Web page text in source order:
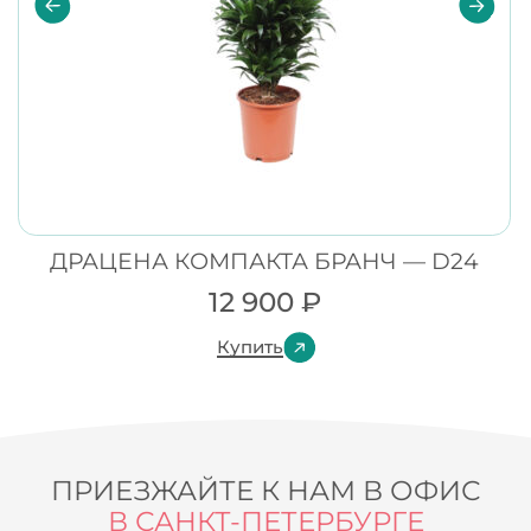
ДРАЦЕНА КОМПАКТА БРАНЧ — D24
12 900 ₽
Купить
ПРИЕЗЖАЙТЕ К НАМ В ОФИС
В САНКТ-ПЕТЕРБУРГЕ